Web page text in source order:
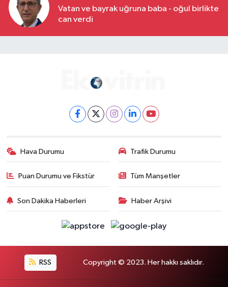
Vatan ve bayrak uğruna baba - oğul birlikte
can verdi
Hava Durumu Trafik Durumu
Puan Durumu ve Fikstür Tüm Manşetler
Son Dakika Haberleri Haber Arşivi
RSS Copyright © 2023. Her hakkı saklıdır.